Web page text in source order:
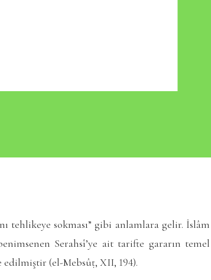
tehlikeye sokması” gibi anlamlara gelir. İslâm
Serahsî’ye ait tarifte gararın temel
edilmiştir (el-Mebsûṭ, XII, 194).